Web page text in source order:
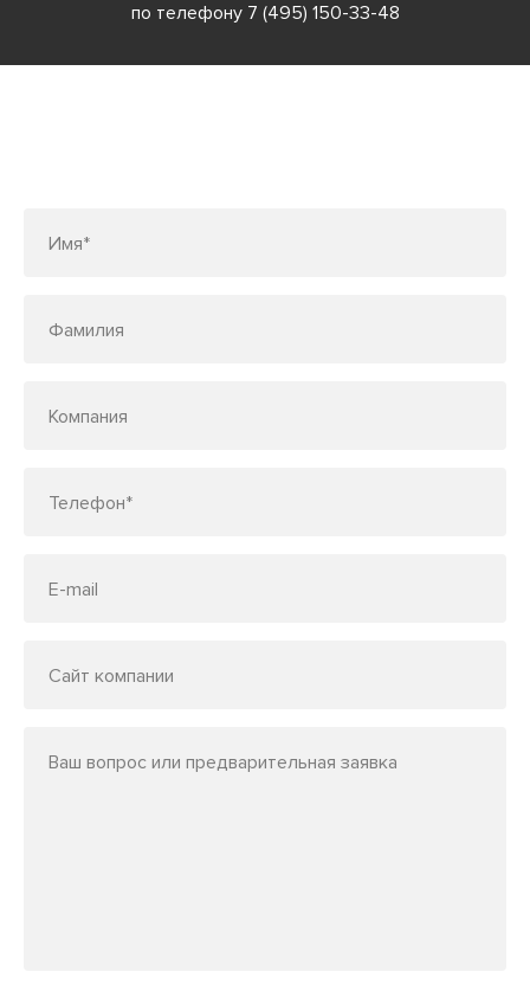
по телефону 7 (495) 150-33-48
Имя*
Фамилия
Компания
Телефон*
E-mail
Сайт компании
Ваш вопрос или предварительная заявка